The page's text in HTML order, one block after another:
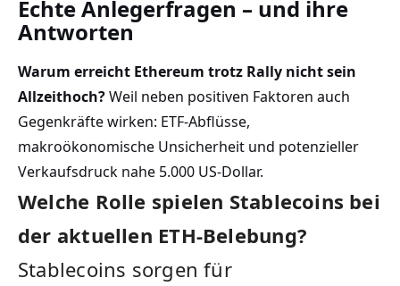
Echte Anlegerfragen – und ihre
Antworten
Warum erreicht Ethereum trotz Rally nicht sein
Allzeithoch?Weil neben positiven Faktoren auch
Gegenkräfte wirken: ETF-Abflüsse,
makroökonomische Unsicherheit und potenzieller
Verkaufsdruck nahe 5.000 US-Dollar.
Welche Rolle spielen Stablecoins bei
der aktuellen ETH-Belebung?
Stablecoins sorgen für